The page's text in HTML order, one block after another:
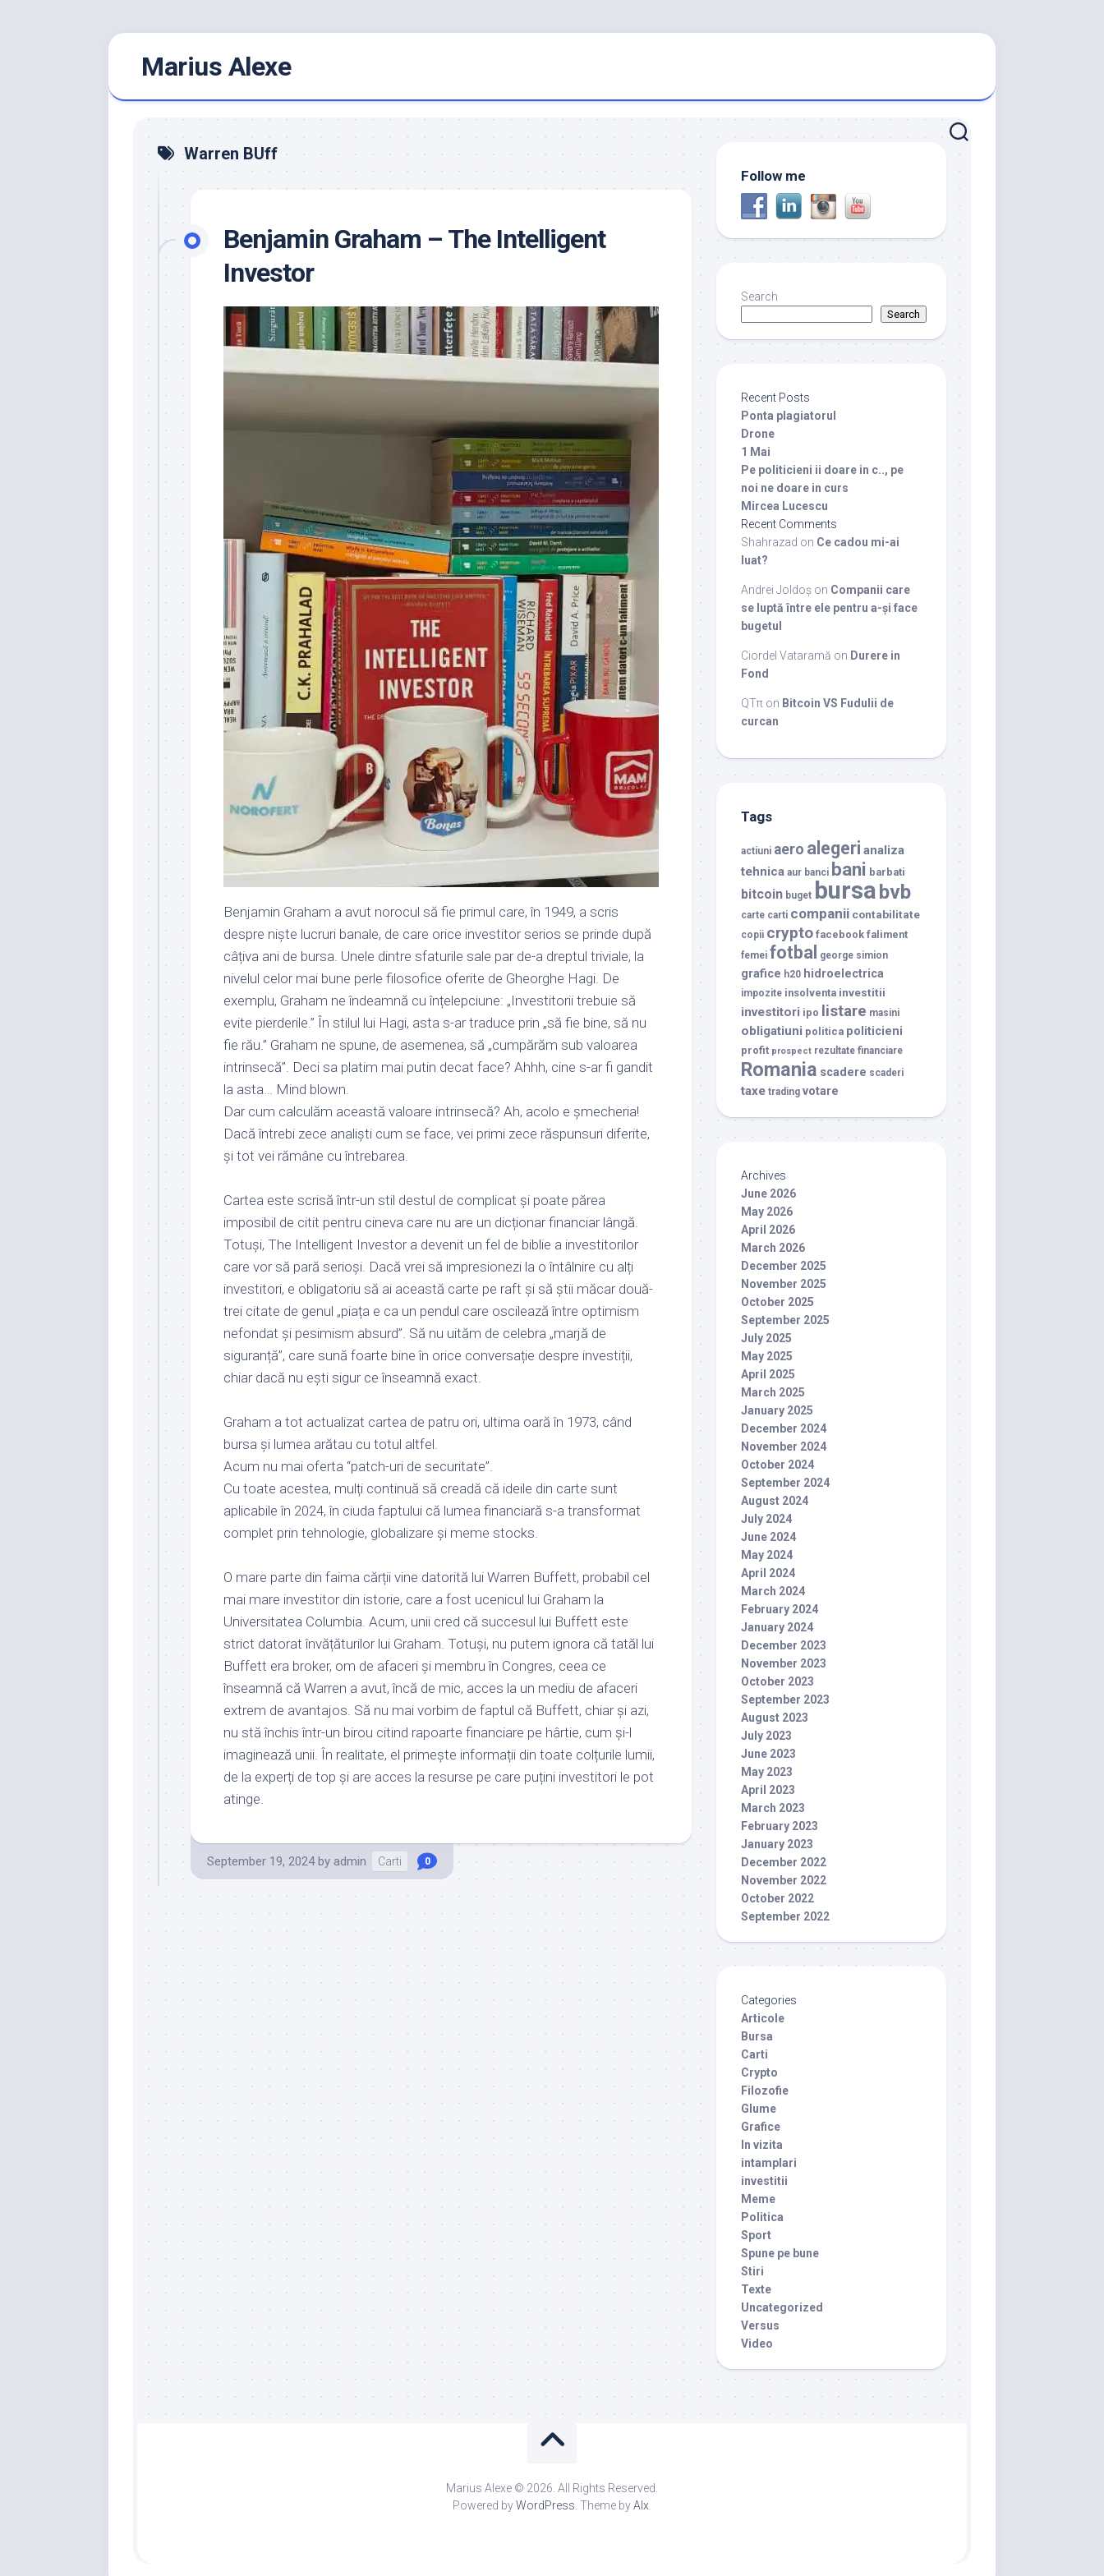
Marius Alexe
Warren BUff
Benjamin Graham – The Intelligent
Investor
Benjamin Graham a avut norocul să fie primul care, în 1949, a scris
despre niște lucruri banale, de care orice investitor serios se prinde după
câțiva ani de bursa. Unele dintre sfaturile sale par de-a dreptul triviale, la
nivelul celor mai bune perle filosofice oferite de Gheorghe Hagi. De
exemplu, Graham ne îndeamnă cu înțelepciune: „Investitorii trebuie să
evite pierderile.” În stilul lui Hagi, asta s-ar traduce prin „să fie bine, să nu
fie rău.” Graham ne spune, de asemenea, să „cumpărăm sub valoarea
intrinsecă”. Deci sa platim mai putin decat face? Ahhh, cine s-ar fi gandit
la asta… Mind blown.
Dar cum calculăm această valoare intrinsecă? Ah, acolo e șmecheria!
Dacă întrebi zece analiști cum se face, vei primi zece răspunsuri diferite,
și tot vei rămâne cu întrebarea.
Cartea este scrisă într-un stil destul de complicat și poate părea
imposibil de citit pentru cineva care nu are un dicționar financiar lângă.
Totuși, The Intelligent Investor a devenit un fel de biblie a investitorilor
care vor să pară serioși. Dacă vrei să impresionezi la o întâlnire cu alți
investitori, e obligatoriu să ai această carte pe raft și să știi măcar două-
trei citate de genul „piața e ca un pendul care oscilează între optimism
nefondat și pesimism absurd”. Să nu uităm de celebra „marjă de
siguranță”, care sună foarte bine în orice conversație despre investiții,
chiar dacă nu ești sigur ce înseamnă exact.
Graham a tot actualizat cartea de patru ori, ultima oară în 1973, când
bursa și lumea arătau cu totul altfel.
Acum nu mai oferta “patch-uri de securitate”.
Cu toate acestea, mulți continuă să creadă că ideile din carte sunt
aplicabile în 2024, în ciuda faptului că lumea financiară s-a transformat
complet prin tehnologie, globalizare și meme stocks.
O mare parte din faima cărții vine datorită lui Warren Buffett, probabil cel
mai mare investitor din istorie, care a fost ucenicul lui Graham la
Universitatea Columbia. Acum, unii cred că succesul lui Buffett este
strict datorat învățăturilor lui Graham. Totuși, nu putem ignora că tatăl lui
Buffett era broker, om de afaceri și membru în Congres, ceea ce
înseamnă că Warren a avut, încă de mic, acces la un mediu de afaceri
extrem de avantajos. Să nu mai vorbim de faptul că Buffett, chiar și azi,
nu stă închis într-un birou citind rapoarte financiare pe hârtie, cum și-l
imaginează unii. În realitate, el primește informații din toate colțurile lumii,
de la experți de top și are acces la resurse pe care puțini investitori le pot
atinge.
September 19, 2024 by admin Carti 0
Follow me
Search
Search
Recent Posts
Ponta plagiatorul
Drone
1 Mai
Pe politicieni ii doare in c.., pe
noi ne doare in curs
Mircea Lucescu
Recent Comments
Shahrazad on Ce cadou mi-ai
luat?
Andrei Joldoș on Companii care
se luptă între ele pentru a-și face
bugetul
Ciordel Vataramă on Durere in
Fond
QTπ on Bitcoin VS Fudulii de
curcan
Tags
actiuni aero alegeri analiza
tehnica aur banci bani barbati
bitcoin buget bursabvb
carte carti companii contabilitate
copii crypto facebook faliment
femei fotbal george simion
grafice h20 hidroelectrica
impozite insolventa investitii
investitori ipo listare masini
obligatiuni politica politicieni
profit prospect rezultate financiare
Romania scadere scaderi
taxe trading votare
Archives
June 2026
May 2026
April 2026
March 2026
December 2025
November 2025
October 2025
September 2025
July 2025
May 2025
April 2025
March 2025
January 2025
December 2024
November 2024
October 2024
September 2024
August 2024
July 2024
June 2024
May 2024
April 2024
March 2024
February 2024
January 2024
December 2023
November 2023
October 2023
September 2023
August 2023
July 2023
June 2023
May 2023
April 2023
March 2023
February 2023
January 2023
December 2022
November 2022
October 2022
September 2022
Categories
Articole
Bursa
Carti
Crypto
Filozofie
Glume
Grafice
In vizita
intamplari
investitii
Meme
Politica
Sport
Spune pe bune
Stiri
Texte
Uncategorized
Versus
Video
Marius Alexe © 2026. All Rights Reserved.
Powered byWordPress . Theme byAlx